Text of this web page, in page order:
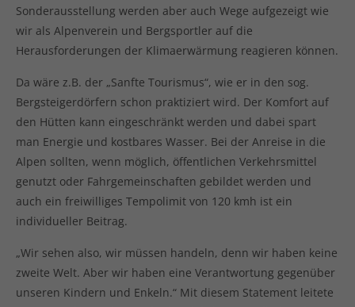
Sonderausstellung werden aber auch Wege aufgezeigt wie
wir als Alpenverein und Bergsportler auf die
Herausforderungen der Klimaerwärmung reagieren können.
Da wäre z.B. der „Sanfte Tourismus“, wie er in den sog.
Bergsteigerdörfern schon praktiziert wird. Der Komfort auf
den Hütten kann eingeschränkt werden und dabei spart
man Energie und kostbares Wasser. Bei der Anreise in die
Alpen sollten, wenn möglich, öffentlichen Verkehrsmittel
genutzt oder Fahrgemeinschaften gebildet werden und
auch ein freiwilliges Tempolimit von 120 kmh ist ein
individueller Beitrag.
„Wir sehen also, wir müssen handeln, denn wir haben keine
zweite Welt. Aber wir haben eine Verantwortung gegenüber
unseren Kindern und Enkeln.“ Mit diesem Statement leitete